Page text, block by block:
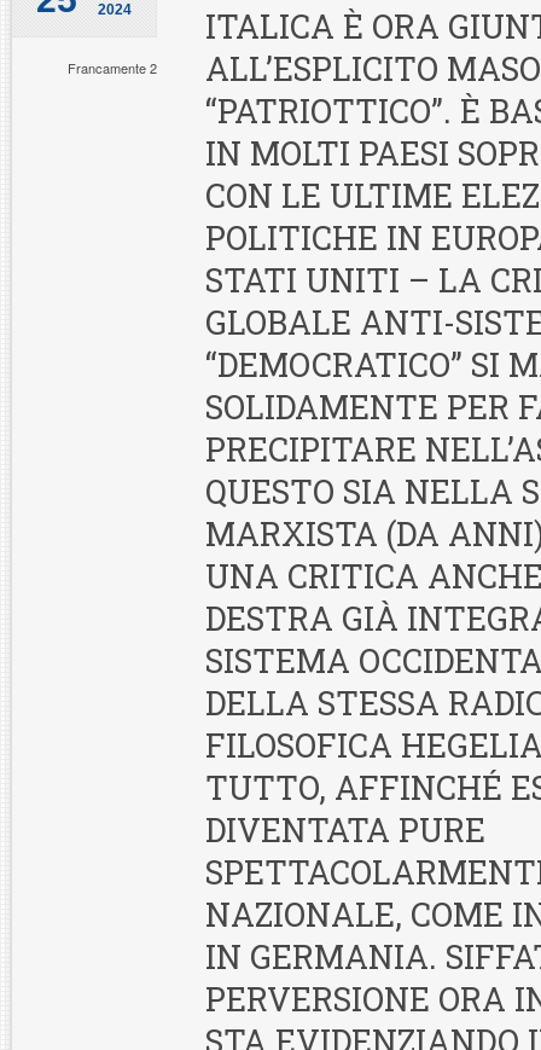
2024
Francamente 2
ITALICA È ORA
ALL’ESPLICITO
“PATRIOTTICO”. È
IN MOLTI PAESI
CON LE ULTIME
POLITICHE IN
STATI UNITI – LA
GLOBALE ANTI-
“DEMOCRATICO” SI
SOLIDAMENTE PER
PRECIPITARE
QUESTO SIA NELLA
MARXISTA (DA
UNA CRITICA
DESTRA GIÀ
SISTEMA
DELLA STESSA
FILOSOFICA
TUTTO, AFFINCHÉ
DIVENTATA PURE
NAZIONALE, COME
IN GERMANIA.
PERVERSIONE ORA
STA EVIDENZIANDO